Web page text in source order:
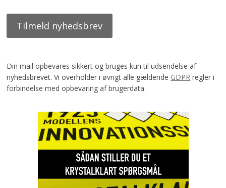
Din mail opbevares sikkert og bruges kun til udsendelse af
nyhedsbrevet. Vi overholder i øvrigt alle gældende GDPR regler i
forbindelse med opbevaring af brugerdata.